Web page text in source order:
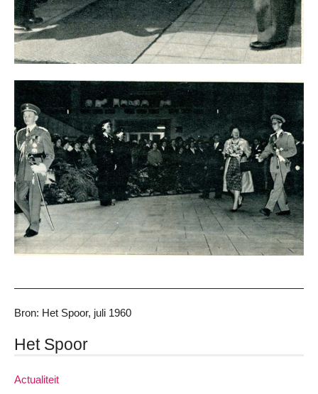
Bron: Het Spoor, juli 1960
Het Spoor
Actualiteit